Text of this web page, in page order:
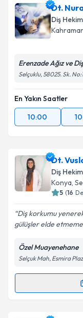
Dt.
Diş
Erenzade Ağız ve
Selçuklu, 58025. Sk.
En Yakın Saatler
10:00
Dt.
Diş
Konya,
5 (16
Diş korkumu
gülüşler elde
Özel Muayenehane
Selçuk Mah, Esmira
Randevu